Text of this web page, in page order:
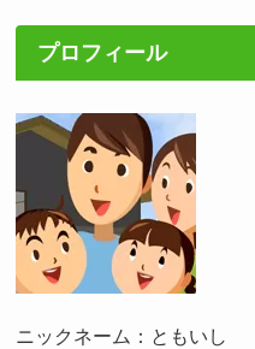
プロフィール
ニックネーム：ともいし